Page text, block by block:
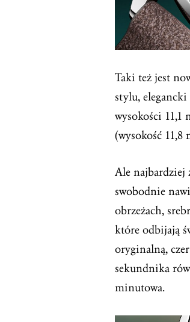
Taki też jest
stylu, elegancki
wysokości
(wysokość 11,8
Ale najbardziej
swobodnie
obrzeżach,
które odbijają
oryginalną,
sekundnika
minutowa.